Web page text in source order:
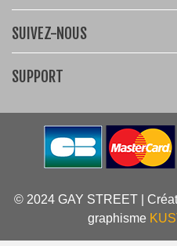
SUIVEZ-NOUS
SUPPORT
© 2024 GAY STREET |
graphisme